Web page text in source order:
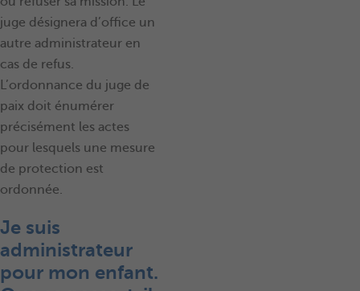
juge désignera d’office un
autre administrateur en
cas de refus.
L’ordonnance du juge de
paix doit énumérer
précisément les actes
pour lesquels une mesure
de protection est
ordonnée.
Je suis
administrateur
pour mon enfant.